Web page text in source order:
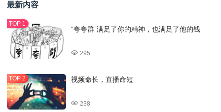
最新内容
“夸夸群”满足了你的精神，也满足了他的钱
295
视频命长，直播命短
238